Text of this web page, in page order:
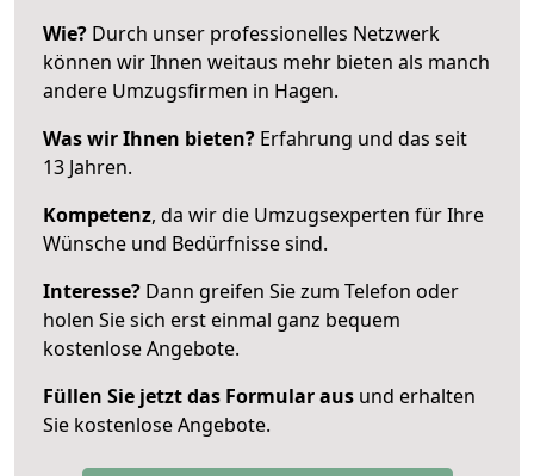
Wie? Durch unser professionelles Netzwerk
können wir Ihnen weitaus mehr bieten als manch
andere Umzugsfirmen in Hagen.
Was wir Ihnen bieten? Erfahrung und das seit
13 Jahren.
Kompetenz, da wir die Umzugsexperten für Ihre
Wünsche und Bedürfnisse sind.
Interesse? Dann greifen Sie zum Telefon oder
holen Sie sich erst einmal ganz bequem
kostenlose Angebote.
Füllen Sie jetzt das Formular aus und erhalten
Sie kostenlose Angebote.